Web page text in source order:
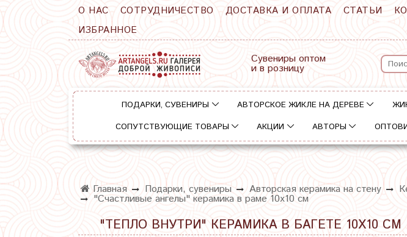
О НАС СОТРУДНИЧЕСТВО ДОСТАВКА И ОПЛАТА СТАТЬИ
ИЗБРАННОЕ
Сувениры оптом
и в розницу
ПОДАРКИ, СУВЕНИРЫ АВТОРСКОЕ ЖИКЛЕ НА ДЕРЕВЕ
СОПУТСТВУЮЩИЕ ТОВАРЫ
АКЦИИ АВТОРЫ
Главная Подарки, сувениры Авторская керамика на стену
"Счастливые ангелы" керамика в раме 10х10 см
"ТЕПЛО ВНУТРИ" КЕРАМИКА В БАГЕТЕ 10Х10 СМ